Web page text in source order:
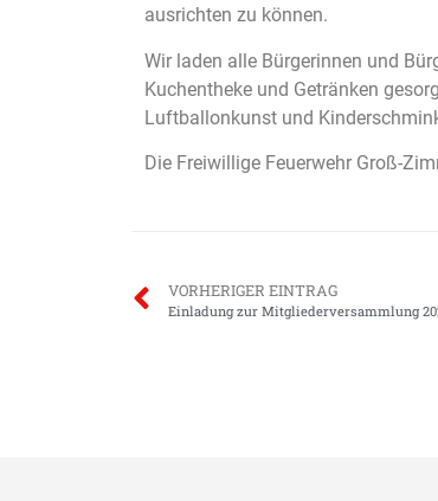
ausrichten zu können.
Wir laden alle Bürgerinnen und
Kuchentheke und Getränken
Luftballonkunst und
Die Freiwillige Feuerwehr Groß-
VORHERIGER EINTRAG
Einladung zur Mitgliederversammlung